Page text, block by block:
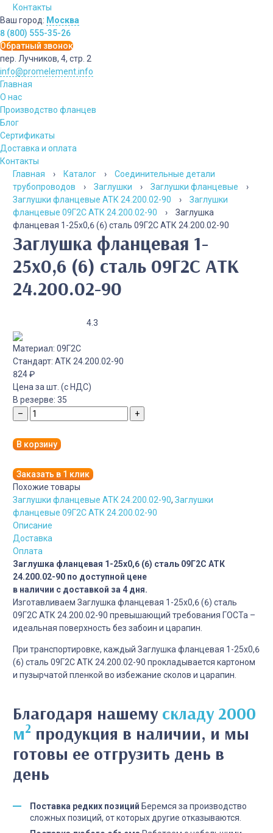
Контакты
Ваш город: Москва
8 (800) 555-35-26
Обратный звонок
пер. Лучников, 4, стр. 2
info@promelement.info
Главная
О нас
Производство фланцев
Блог
Сертификаты
Доставка и оплата
Контакты
Главная
› Каталог ›
Соединительные детали
трубопроводов
› Заглушки › Заглушки фланцевые
›
Заглушки фланцевые АТК 24.200.02-90
›
Заглушки
фланцевые 09Г2С АТК 24.200.02-90
›
Заглушка
фланцевая 1-25х0,6 (6) сталь 09Г2С АТК 24.200.02-90
Заглушка фланцевая 1-
25х0,6 (6) сталь 09Г2С АТК
24.200.02-90
4.3
Материал: 09Г2С
Стандарт: АТК 24.200.02-90
824₽
Цена за шт. (с НДС)
В резерве: 35
–
+
В корзину
Заказать в 1 клик
Похожие товары
Заглушки фланцевые АТК 24.200.02-90, Заглушки
фланцевые 09Г2С АТК 24.200.02-90
Описание
Доставка
Оплата
Заглушка фланцевая 1-25х0,6 (6) сталь 09Г2С АТК
24.200.02-90 по доступной цене
в наличии с доставкой за 4 дня.
Изготавливаем Заглушка фланцевая 1-25х0,6 (6) сталь
09Г2С АТК 24.200.02-90 превышающий требования ГОСТа –
идеальная поверхность без забоин и царапин.
При транспортировке, каждый Заглушка фланцевая 1-25х0,6
(6) сталь 09Г2С АТК 24.200.02-90 прокладывается картоном
и пузырчатой пленкой во избежание сколов и царапин.
Благодаря нашему складу 2000
м2 продукция в наличии, и мы
готовы ее отгрузить день в
день
Поставка редких позиций Беремся за производство
сложных позиций, от которых другие отказываются.